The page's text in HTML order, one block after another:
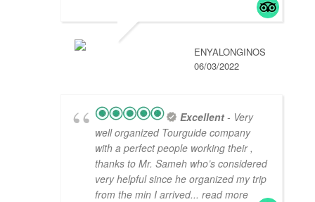
ENYALONGINOS
06/03/2022
Excellent - Very
well organized Tourguide company
with a perfect people working their ,
thanks to Mr. Sameh who’s considered
very helpful since he organized my trip
from the min I arrived... read more